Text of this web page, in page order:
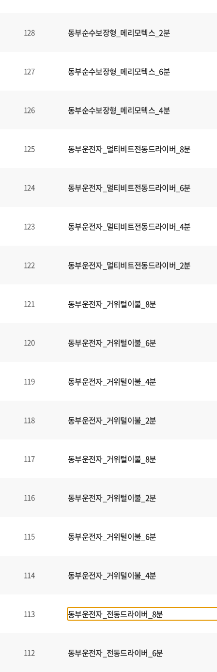
128 동부순수보장형_메리모텍스_2분
127 동부순수보장형_메리모텍스_6분
126 동부순수보장형_메리모텍스_4분
125 동부운전자_멀티비트전동드라이버_8분
124 동부운전자_멀티비트전동드라이버_6분
123 동부운전자_멀티비트전동드라이버_4분
122 동부운전자_멀티비트전동드라이버_2분
121 동부운전자_거위털이불_8분
120 동부운전자_거위털이불_6분
119 동부운전자_거위털이불_4분
118 동부운전자_거위털이불_2분
117 동부운전자_거위털이불_8분
116 동부운전자_거위털이불_2분
115 동부운전자_거위털이불_6분
114 동부운전자_거위털이불_4분
113 동부운전자_전동드라이버_8분
112 동부운전자_전동드라이버_6분